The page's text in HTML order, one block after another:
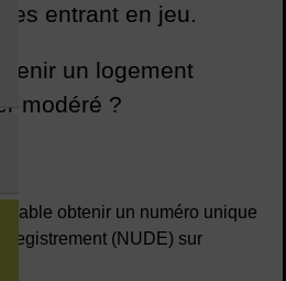
entrant en jeu.
un logement
modéré ?
obtenir un numéro unique
(NUDE) sur